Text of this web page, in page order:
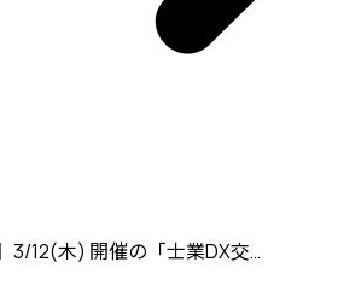
3/12(木) 開催の「士業DX交…